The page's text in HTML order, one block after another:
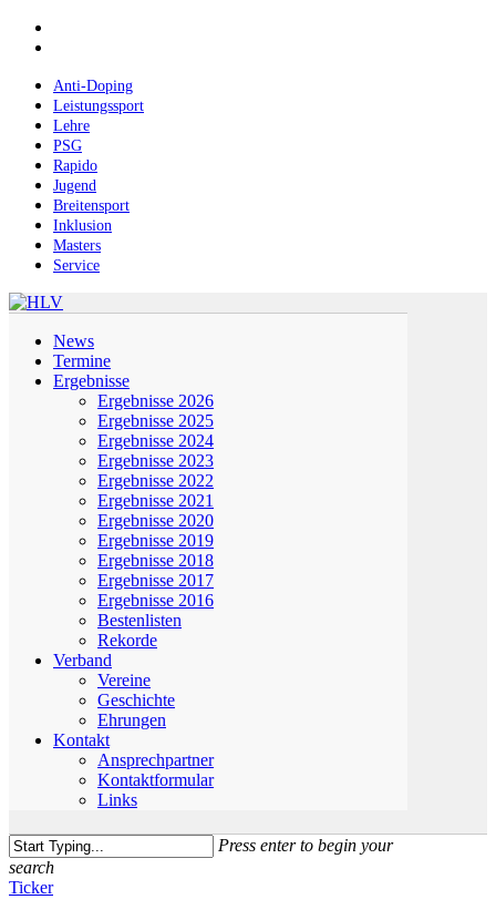
Skip
contentAnti-Doping
Leistungssport
Lehre
PSG
Rapido
Jugend
Breitensport
Inklusion
Masters
Service
News
Termine
Ergebnisse
Ergebnisse 2026
Ergebnisse 2025
Ergebnisse 2024
Ergebnisse 2023
Ergebnisse 2022
Ergebnisse 2021
Ergebnisse 2020
Ergebnisse 2019
Ergebnisse 2018
Ergebnisse 2017
Ergebnisse 2016
Bestenlisten
Rekorde
Verband
Vereine
Geschichte
Ehrungen
Kontakt
Ansprechpartner
Kontaktformular
Links
Press enter to begin your
search
Close
Ticker